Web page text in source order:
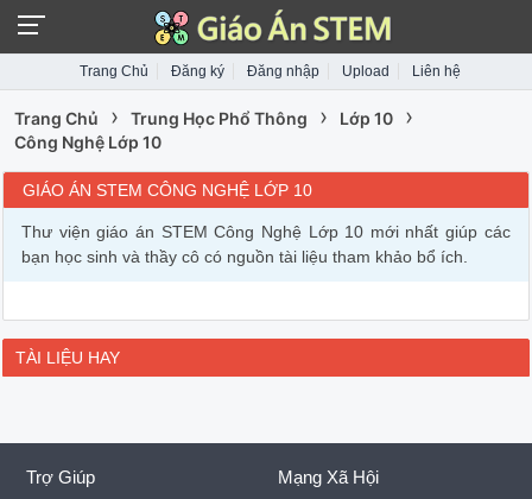
Trang Chủ Đăng ký Đăng nhập Upload Liên hệ
Trang Chủ › Trung Học Phổ Thông › Lớp 10 ›
Công Nghệ Lớp 10
GIÁO ÁN STEM CÔNG NGHỆ LỚP 10
Thư viện giáo án STEM Công Nghệ Lớp 10 mới nhất giúp các
bạn học sinh và thầy cô có nguồn tài liệu tham khảo bổ ích.
TÀI LIỆU HAY
Trợ Giúp Mạng Xã Hội